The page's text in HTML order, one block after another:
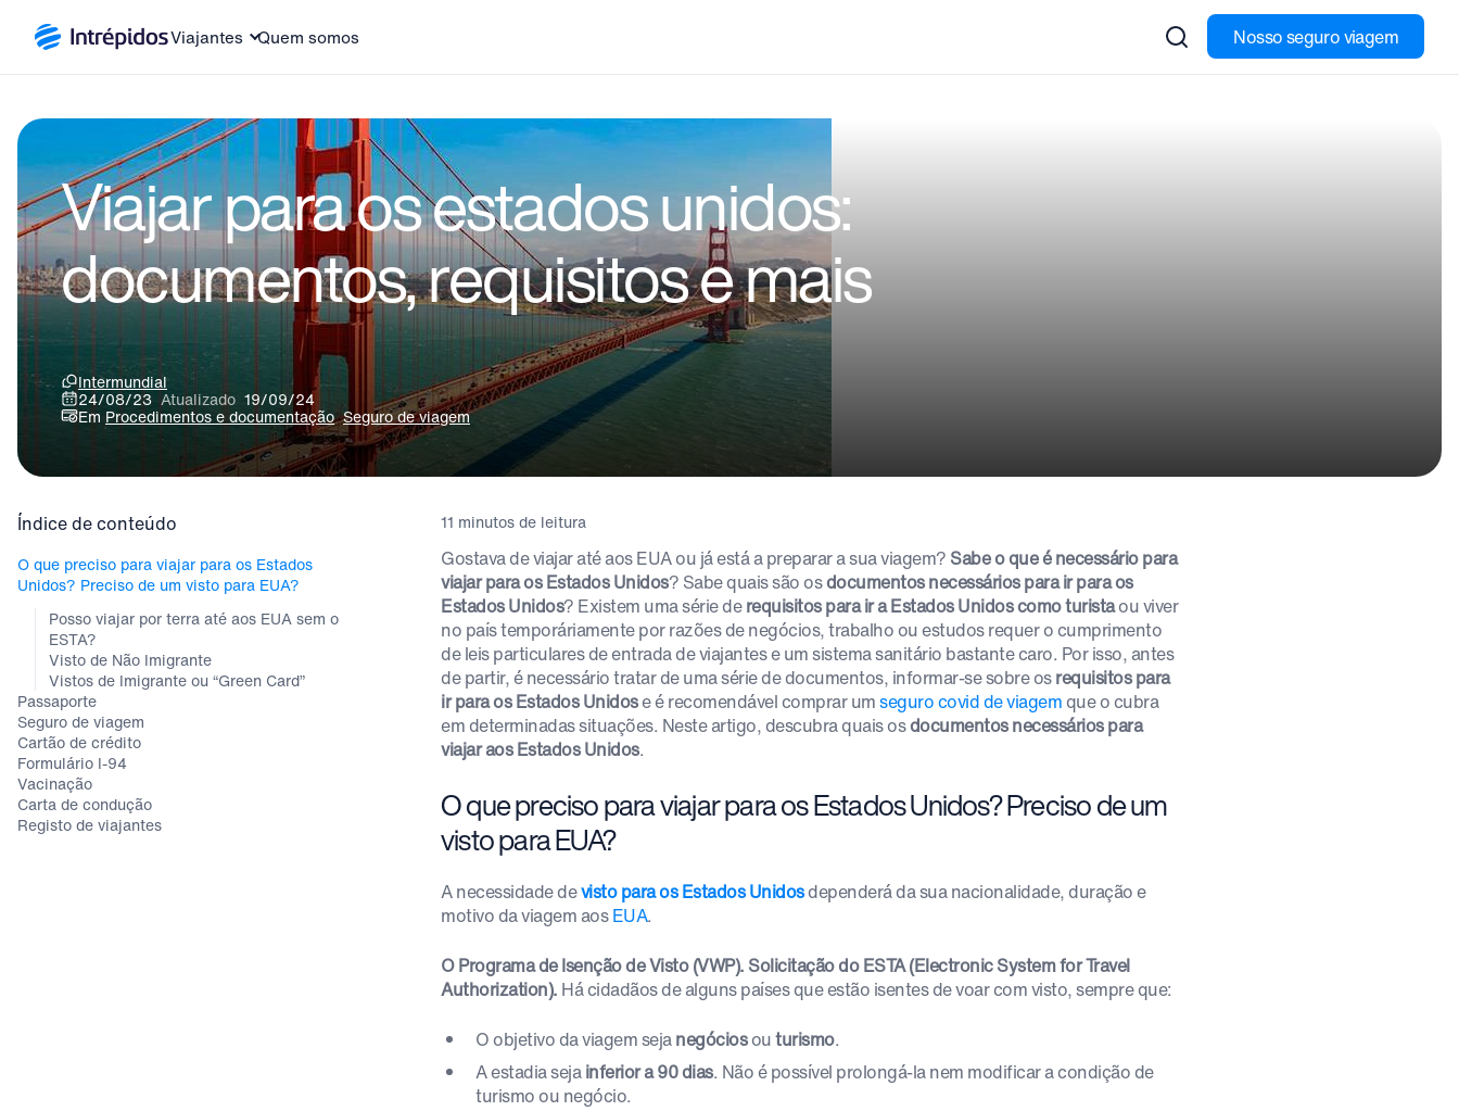
Viajantes Quem somos Nosso seguro viagem
Viajar para os estados unidos:
documentos, requisitos e mais
Intermundial
24/08/23 Atualizado 19/09/24
Em Procedimentos e documentação Seguro de viagem
Índice de conteúdo
O que preciso para viajar para os Estados
Unidos? Preciso de um visto para EUA?
Posso viajar por terra até aos EUA sem o
ESTA?
Visto de Não Imigrante
Vistos de Imigrante ou “Green Card”
Passaporte
Seguro de viagem
Cartão de crédito
Formulário I-94
Vacinação
Carta de condução
Registo de viajantes
11 minutos de leitura
Gostava de viajar até aos EUA ou já está a preparar a sua viagem? Sabe o que é necessário para
viajar para os Estados Unidos? Sabe quais são osdocumentos necessários para ir para os
Estados Unidos? Existem uma série derequisitos para ir a Estados Unidos como turistaou viver
no país temporáriamente por razões de negócios, trabalho ou estudos requer o cumprimento
de leis particulares de entrada de viajantes e um sistema sanitário bastante caro. Por isso, antes
de partir, é necessário tratar de uma série de documentos, informar-se sobre osrequisitos para
ir para os Estados Unidose é recomendável comprar umseguro covid de viagemque o cubra
em determinadas situações. Neste artigo, descubra quais osdocumentos necessários para
viajar aos Estados Unidos.
O que preciso para viajar para os Estados Unidos? Preciso de um
visto para EUA?
A necessidade devisto para os Estados Unidosdependerá da sua nacionalidade, duração e
motivo da viagem aosEUA.
O Programa de Isenção de Visto (VWP). Solicitação do ESTA (Electronic System for Travel
Authorization). Há cidadãos de alguns países que estão isentes de voar com visto, sempre que:
O objetivo da viagem sejanegóciosouturismo.
A estadia sejainferior a 90 dias. Não é possível prolongá-la nem modificar a condição de
turismo ou negócio.